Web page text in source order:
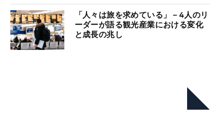
「人々は旅を求めている」－4人のリ
ーダーが語る観光産業における変化
と成長の兆し